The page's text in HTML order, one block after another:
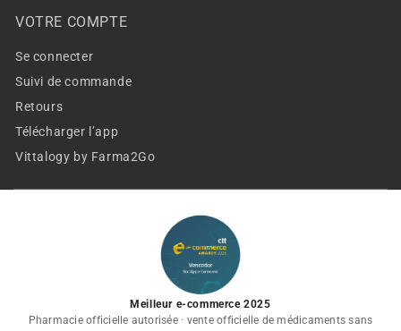
VOTRE COMPTE
Se connecter
Suivi de commande
Retours
Télécharger l’app
Vittalogy by Farma2Go
Meilleur e-commerce 2025
Pharmacie officielle autorisée · vente officielle de médicaments sans